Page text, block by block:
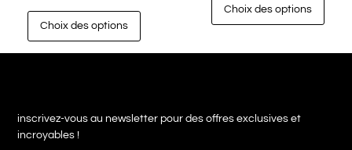
Choix des options
Choix des options
inscrivez-vous au newsletter pour des offres exclusives et
incroyables !